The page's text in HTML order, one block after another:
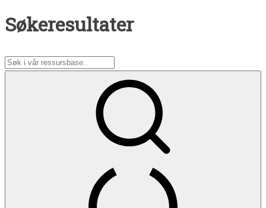
Søkeresultater